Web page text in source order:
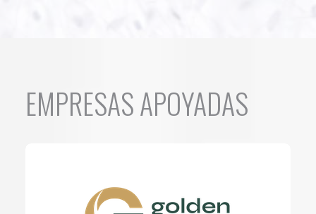
EMPRESAS APOYADAS